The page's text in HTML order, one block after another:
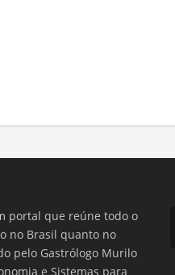
portal que reúne todo o
no Brasil quanto no
pelo Gastrólogo Murilo
e Sistemas para